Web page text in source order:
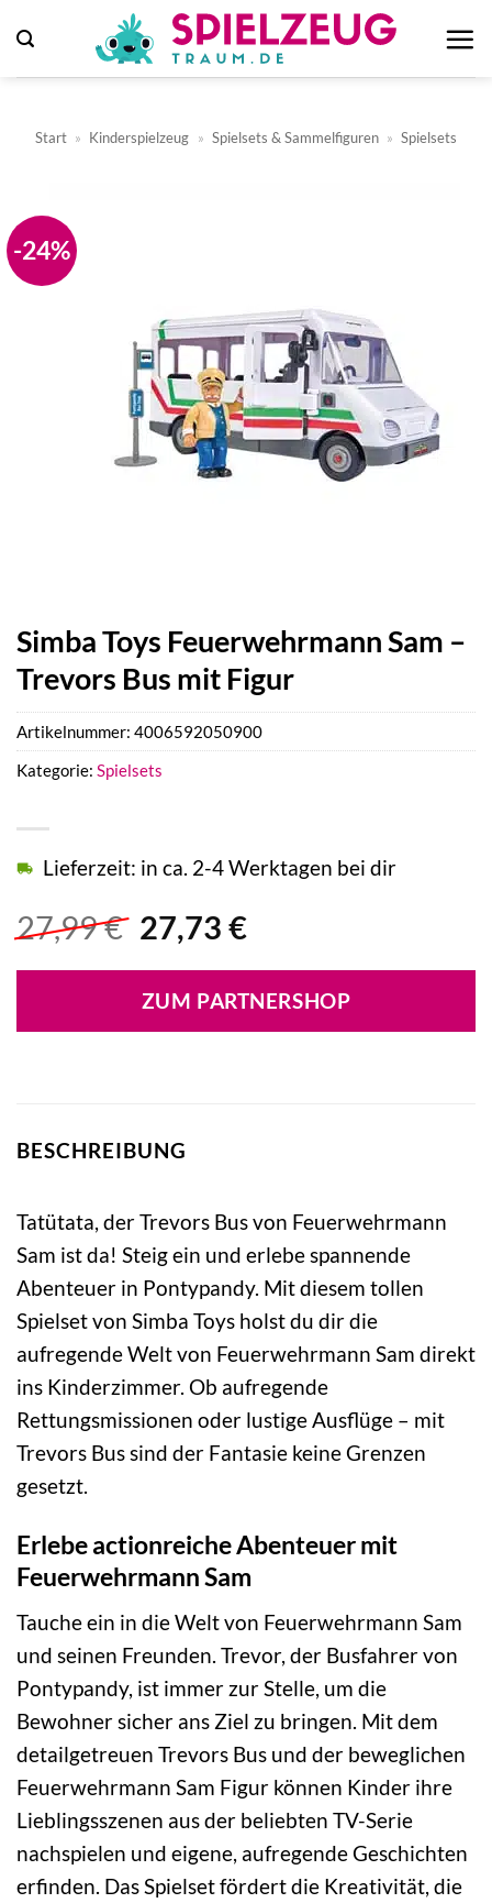
Inhalt
springen
Start » Kinderspielzeug » Spielsets & Sammelfiguren » Spielsets
-24%
Simba Toys Feuerwehrmann Sam –
Trevors Bus mit Figur
27,99€ Ursprünglicher
war:
27,99 €
27,73 €Aktueller
ist:
27,73 €.
Lieferzeit: in ca. 2-4 Werktagen bei dir
ZUM PARTNERSHOP
Artikelnummer: 4006592050900
Kategorie: Spielsets
BESCHREIBUNG
Tatütata, der Trevors Bus von Feuerwehrmann
Sam ist da! Steig ein und erlebe spannende
Abenteuer in Pontypandy. Mit diesem tollen
Spielset von Simba Toys holst du dir die
aufregende Welt von Feuerwehrmann Sam direkt
ins Kinderzimmer. Ob aufregende
Rettungsmissionen oder lustige Ausflüge – mit
Trevors Bus sind der Fantasie keine Grenzen
gesetzt.
Erlebe actionreiche Abenteuer mit
Feuerwehrmann Sam
Tauche ein in die Welt von Feuerwehrmann Sam
und seinen Freunden. Trevor, der Busfahrer von
Pontypandy, ist immer zur Stelle, um die
Bewohner sicher ans Ziel zu bringen. Mit dem
detailgetreuen Trevors Bus und der beweglichen
Feuerwehrmann Sam Figur können Kinder ihre
Lieblingsszenen aus der beliebten TV-Serie
nachspielen und eigene, aufregende Geschichten
erfinden. Das Spielset fördert die Kreativität, die